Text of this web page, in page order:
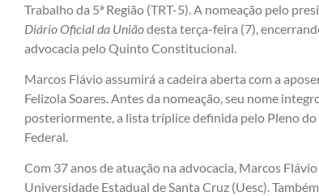
Trabalho da 5ª Região (TRT-5). A nomeação pelo
Diário Oficial da Uniãodesta terça-feira (7),
advocacia pelo Quinto Constitucional.
Marcos Flávio assumirá a cadeira aberta com a
Felizola Soares. Antes da nomeação, seu nome
posteriormente, a lista tríplice definida pelo Pleno
Federal.
Com 37 anos de atuação na advocacia, Marcos
Universidade Estadual de Santa Cruz (Uesc).